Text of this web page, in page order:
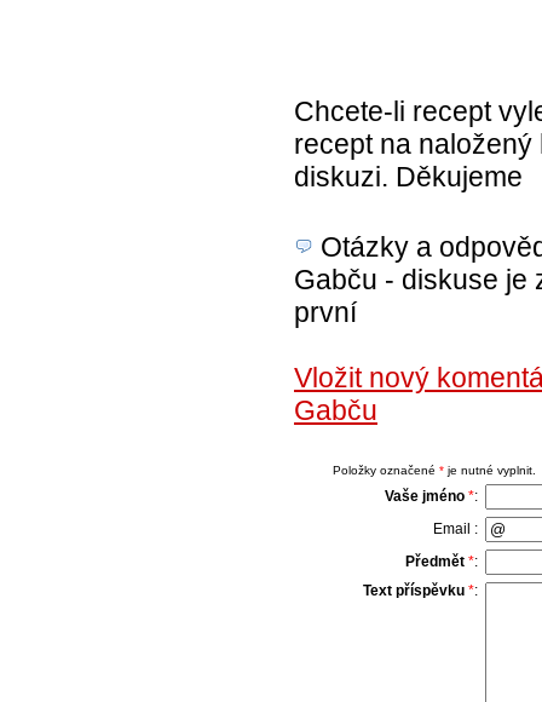
Chcete-li recept
recept na
diskuzi. Děkujeme
Otázky a
Gabču - diskuse je
první
Vložit nový
Gabču
Položky označené *je nutné vyplnit.
Vaše jméno *:
Email :
Předmět *:
Text příspěvku *: